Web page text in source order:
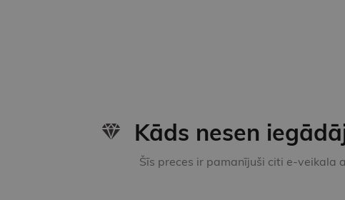
Kāds nesen
Šīs preces ir pamanījuši citi e-veikala